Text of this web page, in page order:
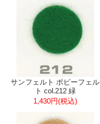
サンフェルト ポピーフェル
ト col.212 緑
1,430円(税込)